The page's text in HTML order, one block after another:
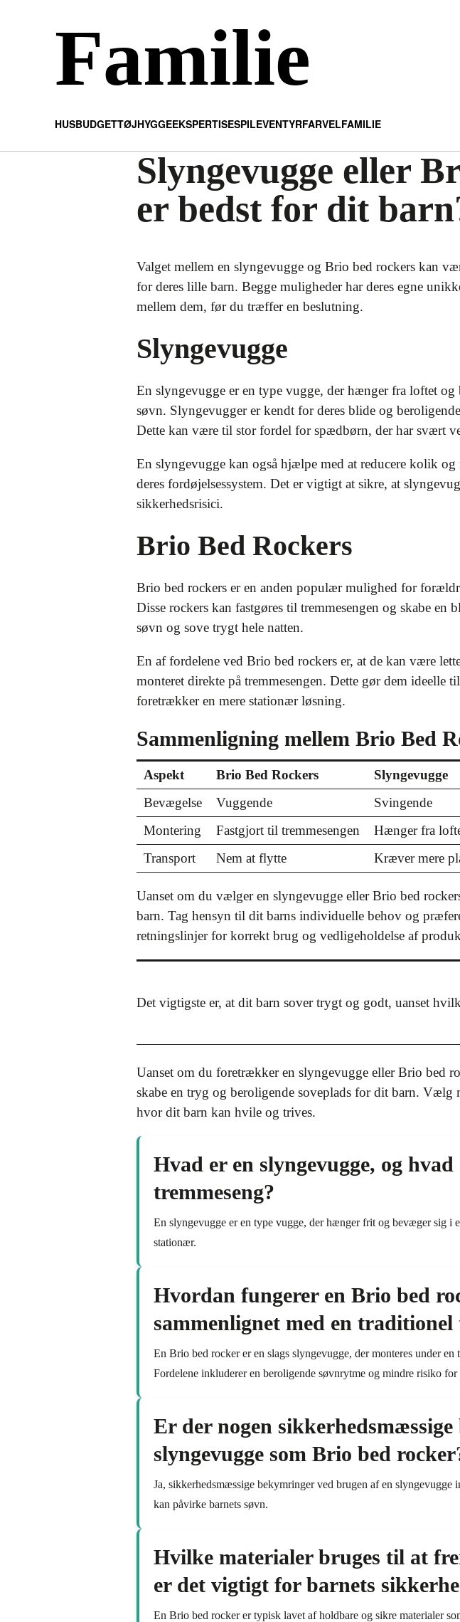
Familie
HUSBUDGETTØJHYGGEEKSPERTISESPILEVENTYRFARVELFAMILIE
Slyngevugge eller
er bedst for dit
Valget mellem en slyngevugge og Brio bed rockers kan
for deres lille barn. Begge muligheder har deres egne
mellem dem, før du træffer en beslutning.
Slyngevugge
En slyngevugge er en type vugge, der hænger fra loftet
søvn. Slyngevugger er kendt for deres blide og
Dette kan være til stor fordel for spædbørn, der har svært
En slyngevugge kan også hjælpe med at reducere kolik
deres fordøjelsessystem. Det er vigtigt at sikre, at
sikkerhedsrisici.
Brio Bed Rockers
Brio bed rockers er en anden populær mulighed for
Disse rockers kan fastgøres til tremmesengen og skabe
søvn og sove trygt hele natten.
En af fordelene ved Brio bed rockers er, at de kan være
monteret direkte på tremmesengen. Dette gør dem ideelle
foretrækker en mere stationær løsning.
Sammenligning mellem Brio Bed
Aspekt Brio Bed Rockers
Slyngevugge
Bevægelse
Vuggende
Svingende
Montering
Fastgjort til tremmesengen
Hænger fra
Transport
Nem at flytte Kræver mere
Uanset om du vælger en slyngevugge eller Brio bed
barn. Tag hensyn til dit barns individuelle behov og
retningslinjer for korrekt brug og vedligeholdelse af
Det vigtigste er, at dit barn sover trygt og godt, uanset
Uanset om du foretrækker en slyngevugge eller Brio bed
skabe en tryg og beroligende soveplads for dit barn.
hvor dit barn kan hvile og trives.
Hvad er en slyngevugge, og
tremmeseng?
En slyngevugge er en type vugge, der hænger frit og bevæger sig i
stationær.
Hvordan fungerer en Brio bed
sammenlignet med en traditionel
En Brio bed rocker er en slags slyngevugge, der monteres under
Fordelene inkluderer en beroligende søvnrytme og mindre risiko
Er der nogen
slyngevugge som Brio bed
Ja, sikkerhedsmæssige bekymringer ved brugen af en
kan påvirke barnets søvn.
Hvilke materialer bruges til at
er det vigtigt for barnets
En Brio bed rocker er typisk lavet af holdbare og sikre materialer